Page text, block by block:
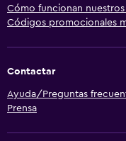
Cómo funcionan
Códigos promocionales
Contactar
Ayuda/Preguntas
Prensa